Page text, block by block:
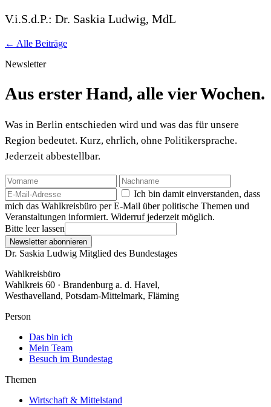
V.i.S.d.P.: Dr. Saskia Ludwig, MdL
← Alle Beiträge
Newsletter
Aus erster Hand, alle vier Wochen.
Was in Berlin entschieden wird und was das für unsere
Region bedeutet. Kurz, ehrlich, ohne Politikersprache.
Jederzeit abbestellbar.
Ich bin damit einverstanden, dass
mich das Wahlkreisbüro per E-Mail über politische Themen und
Veranstaltungen informiert. Widerruf jederzeit möglich.
Bitte leer lassen
Newsletter abonnieren
Dr. Saskia Ludwig Mitglied des Bundestages
Wahlkreisbüro
Wahlkreis 60 · Brandenburg a. d. Havel,
Westhavelland, Potsdam-Mittelmark, Fläming
Person
Das bin ich
Mein Team
Besuch im Bundestag
Themen
Wirtschaft & Mittelstand